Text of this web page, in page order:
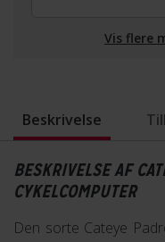
Vis flere
Beskrivelse
BESKRIVELSE AF
CYKELCOMPUTER
Den sorte Cateye